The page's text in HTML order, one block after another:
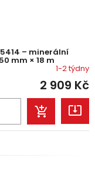
– minerální
mm × 18 m
1-2 týdny
2 909 Kč